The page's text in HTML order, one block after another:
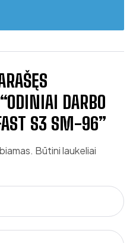
DARBO
S3 SM-96”
Būtini laukeliai